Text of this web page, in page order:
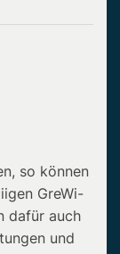
so können
GreWi-
dafür auch
und